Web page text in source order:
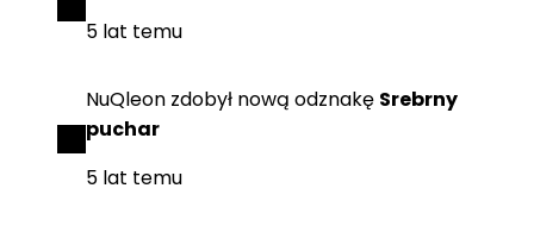
5 lat temu
NuQleon zdobył nową odznakę Srebrny
puchar
5 lat temu